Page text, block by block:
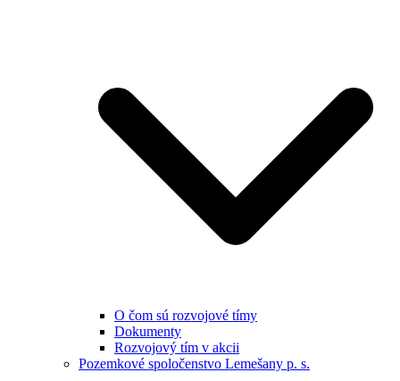
O čom sú rozvojové tímy
Dokumenty
Rozvojový tím v akcii
Pozemkové spoločenstvo Lemešany p. s.